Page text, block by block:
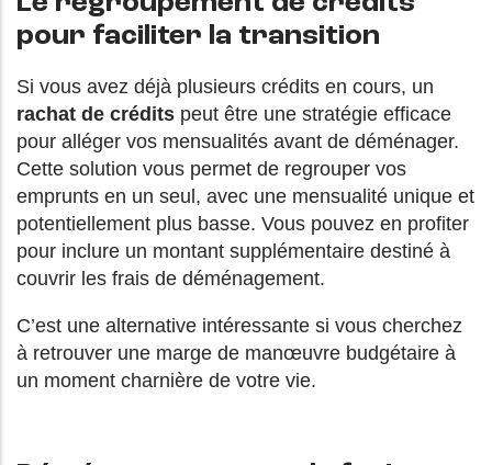
pour faciliter la transition
Si vous avez déjà plusieurs crédits en cours, un
rachat de crédits peut être une stratégie efficace
pour alléger vos mensualités avant de déménager.
Cette solution vous permet de regrouper vos
emprunts en un seul, avec une mensualité unique et
potentiellement plus basse. Vous pouvez en profiter
pour inclure un montant supplémentaire destiné à
couvrir les frais de déménagement.
C’est une alternative intéressante si vous cherchez
à retrouver une marge de manœuvre budgétaire à
un moment charnière de votre vie.